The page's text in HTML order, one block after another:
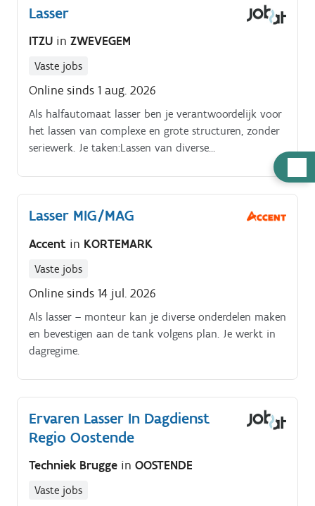
Lasser
ITZU in ZWEVEGEM
Vaste jobs
Online sinds 1 aug. 2026
Als halfautomaat lasser ben je verantwoordelijk voor
het lassen van complexe en grote structuren, zonder
seriewerk. Je taken:Lassen van diverse
Lasser MIG/MAG
Accent in KORTEMARK
Vaste jobs
Online sinds 14 jul. 2026
Als lasser – monteur kan je diverse onderdelen maken
en bevestigen aan de tank volgens plan. Je werkt in
dagregime.
Ervaren Lasser In Dagdienst
Regio Oostende
Techniek Brugge in OOSTENDE
Vaste jobs